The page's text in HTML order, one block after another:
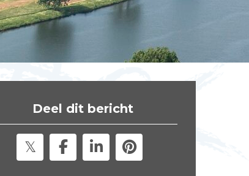
Deel dit bericht